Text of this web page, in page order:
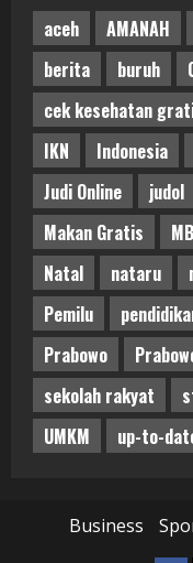
aceh AMANAH
berita
buruh
cek kesehatan
IKN
Indonesia
Judi Online
judol
Makan Gratis
Natal
nataru
Pemilu
Prabowo
sekolah rakyat
UMKM
up-to-
Business